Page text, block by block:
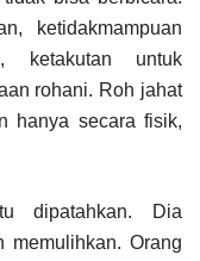
ketidakmampuan
ketakutan untuk
rohani. Roh jahat
hanya secara fisik,
dipatahkan. Dia
memulihkan. Orang